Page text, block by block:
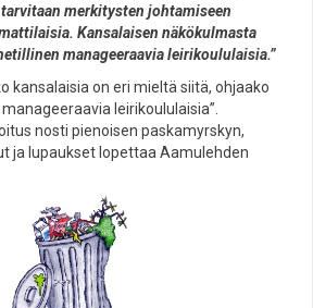
merkitysten johtamiseen
Kansalaisen näkökulmasta
manageeraavia leirikoululaisia.”
kansalaisia on eri mieltä siitä, ohjaako
leirikoululaisia”.
nosti pienoisen paskamyrskyn,
ja lupaukset lopettaa Aamulehden